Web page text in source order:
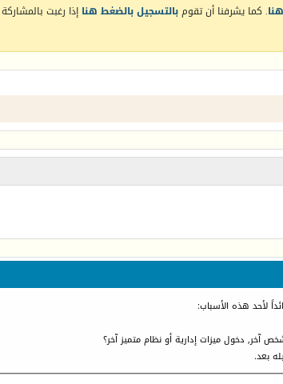
. كما يشرفنا أن تقومبالتسجيل بالضغط هنا إذا رغبت
لأحد هذه الأسباب:
آخر, دخول ميزات إدارية أو نظام متميز آخر؟
بعد.